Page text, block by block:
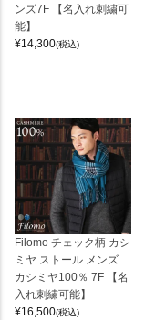
ンズ7F 【名入れ刺繍可
能】
¥14,300(税込)
Filomo チェック柄 カシ
ミヤ ストール メンズ
カシミヤ100％ 7F 【名
入れ刺繍可能】
¥16,500(税込)